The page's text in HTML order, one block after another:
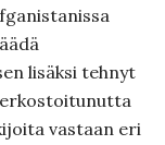
lisäksi tehnyt
vastaan eri